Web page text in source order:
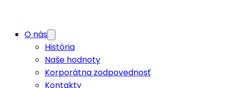
O nás
História
Naše hodnoty
Korporátna zodpovednosť
Kontakty